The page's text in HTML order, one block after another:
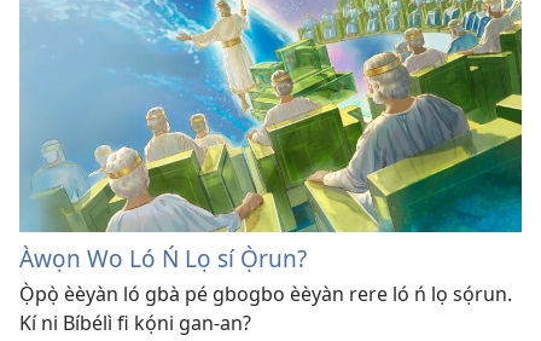
Àwọn Wo Ló Ń Lọ sí Ọ̀run?
Ọ̀pọ̀ èèyàn ló gbà pé gbogbo èèyàn rere ló ń lọ sọ́run.
Kí ni Bíbélì fi kọ́ni gan-an?